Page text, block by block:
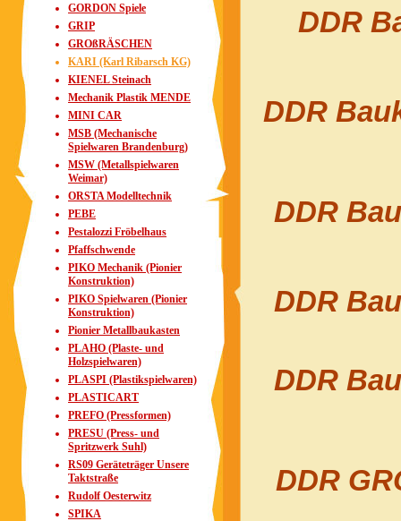
GORDON Spiele
GRIP
GROßRÄSCHEN
KARI (Karl Ribarsch KG)
KIENEL Steinach
Mechanik Plastik MENDE
MINI CAR
MSB (Mechanische
Spielwaren Brandenburg)
MSW (Metallspielwaren
Weimar)
ORSTA Modelltechnik
PEBE
Pestalozzi Fröbelhaus
Pfaffschwende
PIKO Mechanik (Pionier
Konstruktion)
PIKO Spielwaren (Pionier
Konstruktion)
Pionier Metallbaukasten
PLAHO (Plaste- und
Holzspielwaren)
PLASPI (Plastikspielwaren)
PLASTICART
PREFO (Pressformen)
PRESU (Press- und
Spritzwerk Suhl)
RS09 Geräteträger Unsere
Taktstraße
Rudolf Oesterwitz
SPIKA
DDR
DDR
DDR
DDR
DDR
DDR